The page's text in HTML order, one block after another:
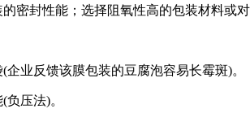
封性能；选择阻氧性高的包装材料或对
业反馈该膜包装的豆腐泡容易长霉斑)。
压法)。